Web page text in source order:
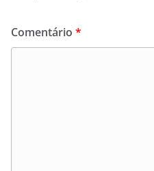
Comentário *